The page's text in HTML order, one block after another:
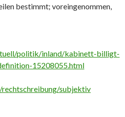
bestimmt; voreingenommen,
politik/inland/kabinett-billigt-
15208055.html
subjektiv